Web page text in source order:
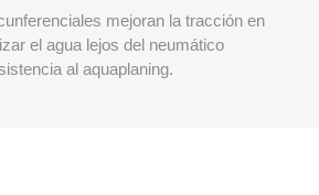
mejoran la tracción en
el agua lejos del neumático
al aquaplaning.